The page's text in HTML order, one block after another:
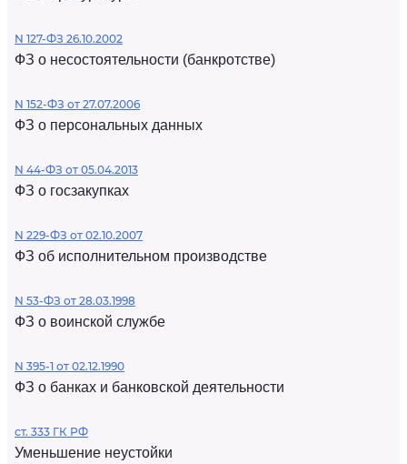
N 127-ФЗ 26.10.2002
ФЗ о несостоятельности (банкротстве)
N 152-ФЗ от 27.07.2006
ФЗ о персональных данных
N 44-ФЗ от 05.04.2013
ФЗ о госзакупках
N 229-ФЗ от 02.10.2007
ФЗ об исполнительном производстве
N 53-ФЗ от 28.03.1998
ФЗ о воинской службе
N 395-1 от 02.12.1990
ФЗ о банках и банковской деятельности
ст. 333 ГК РФ
Уменьшение неустойки